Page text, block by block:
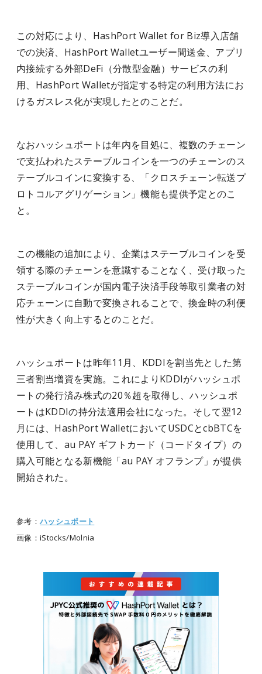
この対応により、HashPort Wallet for Biz導入店舗
での決済、HashPort Walletユーザー間送金、アプリ
内接続する外部DeFi（分散型金融）サービスの利
用、HashPort Walletが指定する特定の利用方法にお
けるガスレス化が実現したとのことだ。
なおハッシュポートは年内を目処に、複数のチェーン
で支払われたステーブルコインを一つのチェーンのス
テーブルコインに変換する、「クロスチェーン転送プ
ロトコルアグリゲーション」機能も提供予定とのこ
と。
この機能の追加により、企業はステーブルコインを受
領する際のチェーンを意識することなく、受け取った
ステーブルコインが国内電子決済手段等取引業者の対
応チェーンに自動で変換されることで、換金時の利便
性が大きく向上するとのことだ。
ハッシュポートは昨年11月、KDDIを割当先とした第
三者割当増資を実施。これによりKDDIがハッシュポ
ートの発行済み株式の20％超を取得し、ハッシュポ
ートはKDDIの持分法適用会社になった。そして翌12
月には、HashPort WalletにおいてUSDCとcbBTCを
使用して、au PAY ギフトカード（コードタイプ）の
購入可能となる新機能「au PAY オフランプ」が提供
開始された。
参考： ハッシュポート
画像：iStocks/Molnia